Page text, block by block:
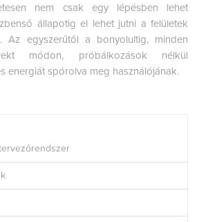
nem csak egy lépésben lehet
állapotig el lehet jutni a felületek
Az egyszerűtől a bonyolultig, minden
módon, próbálkozások nélkül
energiát spórolva meg használójának.